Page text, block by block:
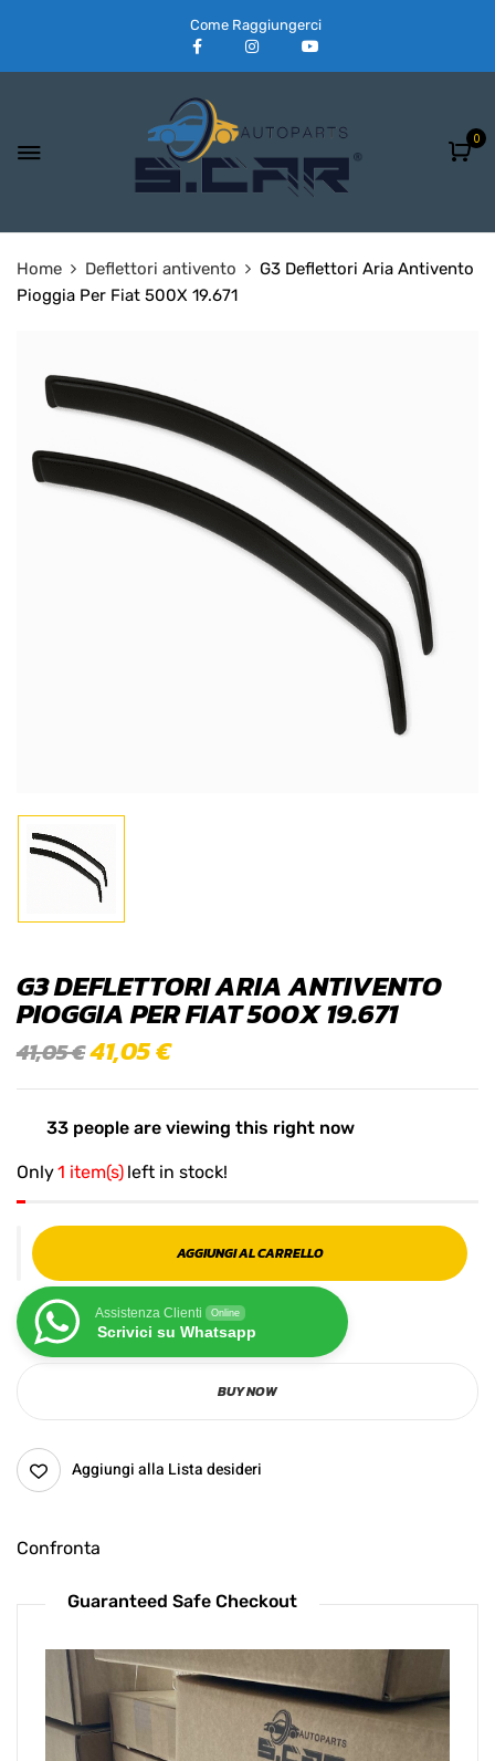
Come Raggiungerci
0
Home Deflettori antivento
G3 Deflettori Aria Antivento
Pioggia Per Fiat 500X 19.671
G3 DEFLETTORI ARIA ANTIVENTO
PIOGGIA PER FIAT 500X 19.671
41,05€41,05€
33 people are viewing this right now
Only1 item(s) left in stock!
AGGIUNGI AL CARRELLO
Assistenza Clienti Online
Scrivici su Whatsapp
BUY NOW
Aggiungi alla Lista desideri
Confronta
Guaranteed Safe Checkout